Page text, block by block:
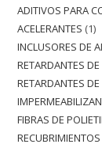
ADITIVOS PARA
ACELERANTES 1
INCLUSORES DE
RETARDANTES
RETARDANTES
FIBRAS DE